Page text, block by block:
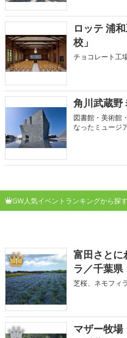
ロッテ 浦
校」
チョコレート工
角川武蔵野
図書館・美術館
なったミュージ
GW人気イベントランキングから探す
1
富田さとに
ラ／千葉県
芝桜、ネモフィ
2
マザー牧